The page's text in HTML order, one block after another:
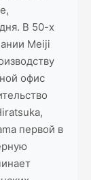
В 50-х
Meiji
офис
первой в